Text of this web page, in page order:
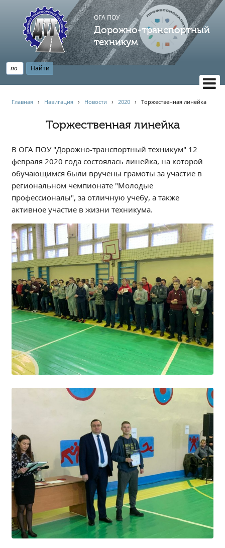
ОГА ПОУ
Дорожно-транспортный
техникум
Профессионалитет
АБИТУРИЕНТУ
Опрос по качеству образования
Новости
Наблюдательный совет
Независимая оценка качества
Профориентация
Обращения онлайн
Контакты
Региональный центр по профилактике ДДТТ
Учебно-производственный комплекс
Центр карьеры
Противодействие коррупции
Всероссийское чемпионатное движение
Региональная инновационная площадка
СВЕДЕНИЯ ОБ ОБРАЗОВАТЕЛЬНОЙ ОРГАНИЗАЦИИ
Структура и органы управления образовательной
Документы
Образование
Образовательные стандарты и требования
Руководство
Педагогический состав
Материально-техническое обеспечение и
оснащенность образовательного процесса.
Доступная среда
Главная › Навигация › Новости ›2020 ›Торжественная линейка
Торжественная линейка
В ОГА ПОУ "Дорожно-транспортный техникум" 12
февраля 2020 года состоялась линейка, на которой
обучающимся были вручены грамоты за участие в
региональном чемпионате "Молодые
профессионалы", за отличную учебу, а также
активное участие в жизни техникума.